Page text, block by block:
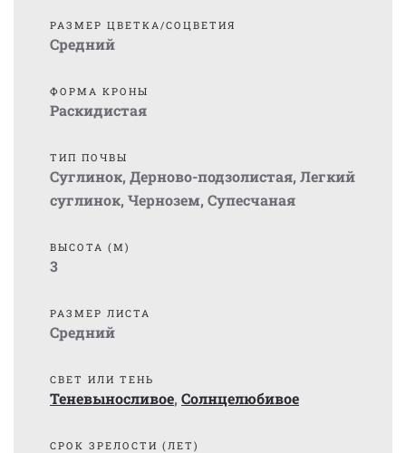
РАЗМЕР ЦВЕТКА/СОЦВЕТИЯ
Средний
ФОРМА КРОНЫ
Раскидистая
ТИП ПОЧВЫ
Суглинок, Дерново-подзолистая, Легкий
суглинок, Чернозем, Супесчаная
ВЫСОТА (М)
3
РАЗМЕР ЛИСТА
Средний
СВЕТ ИЛИ ТЕНЬ
Теневыносливое, Солнцелюбивое
СРОК ЗРЕЛОСТИ (ЛЕТ)